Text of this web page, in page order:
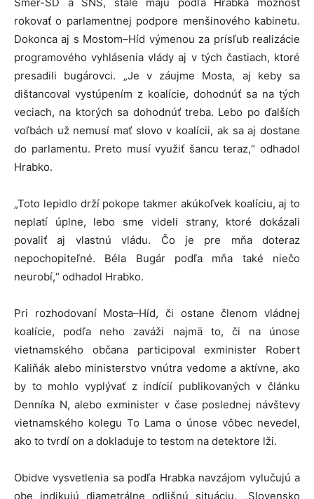
rokovať o parlamentnej podpore menšinového kabinetu.
Dokonca aj s Mostom–Híd výmenou za prísľub realizácie
programového vyhlásenia vlády aj v tých častiach, ktoré
presadili bugárovci. „Je v záujme Mosta, aj keby sa
dištancoval vystúpením z koalície, dohodnúť sa na tých
veciach, na ktorých sa dohodnúť treba. Lebo po ďalších
voľbách už nemusí mať slovo v koalícii, ak sa aj dostane
do parlamentu. Preto musí využiť šancu teraz,“ odhadol
Hrabko.
„Toto lepidlo drží pokope takmer akúkoľvek koalíciu, aj to
neplatí úplne, lebo sme videli strany, ktoré dokázali
povaliť aj vlastnú vládu. Čo je pre mňa doteraz
nepochopiteľné. Béla Bugár podľa mňa také niečo
neurobí,“ odhadol Hrabko.
Pri rozhodovaní Mosta–Híd, či ostane členom vládnej
koalície, podľa neho zaváži najmä to, či na únose
vietnamského občana participoval exminister Robert
Kaliňák alebo ministerstvo vnútra vedome a aktívne, ako
by to mohlo vyplývať z indícií publikovaných v článku
Denníka N, alebo exminister v čase poslednej návštevy
vietnamského kolegu To Lama o únose vôbec nevedel,
ako to tvrdí on a dokladuje to testom na detektore lži.
Obidve vysvetlenia sa podľa Hrabka navzájom vylučujú a
obe indikujú diametrálne odlišnú situáciu. „Slovensko